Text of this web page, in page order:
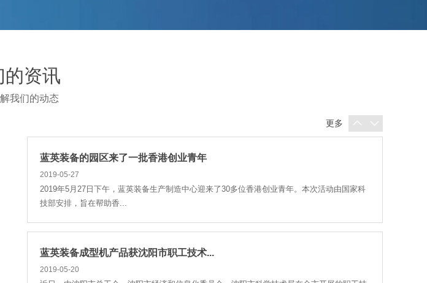
的资讯
我们的动态
2019-06-21
2019年6月19日，蓝英装备与沈阳工业大学机械工程学院、电气工程学院正式签署战略合作协
蓝英装备的园区来了一批香港创业青年
2019-05-27
2019年5月27日下午，蓝英装备生产制造中心迎来了30多位香港创业青年。本次活动由国家科
技部安排，旨在帮助香...
蓝英装备成型机产品获沈阳市职工技术...
2019-05-20
更多